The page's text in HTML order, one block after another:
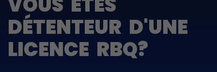
DÉTENTEUR D'UNE
LICENCE RBQ?